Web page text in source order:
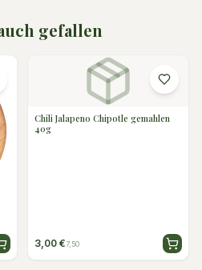
gefallen
Chili Jalapeno Chipotle gemahlen
40g
3,00 €7,50